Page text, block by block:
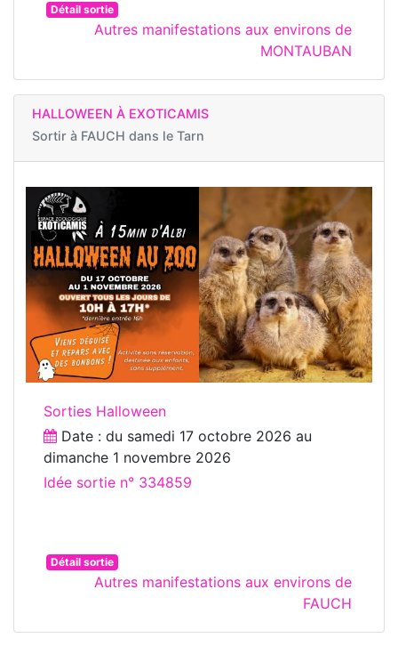
Détail sortie
Autres manifestations aux environs de
MONTAUBAN
HALLOWEEN À EXOTICAMIS
Sortir à FAUCH dans le Tarn
Sorties Halloween
Date : du samedi 17 octobre 2026 au
dimanche 1 novembre 2026
Idée sortie n° 334859
Détail sortie
Autres manifestations aux environs de
FAUCH